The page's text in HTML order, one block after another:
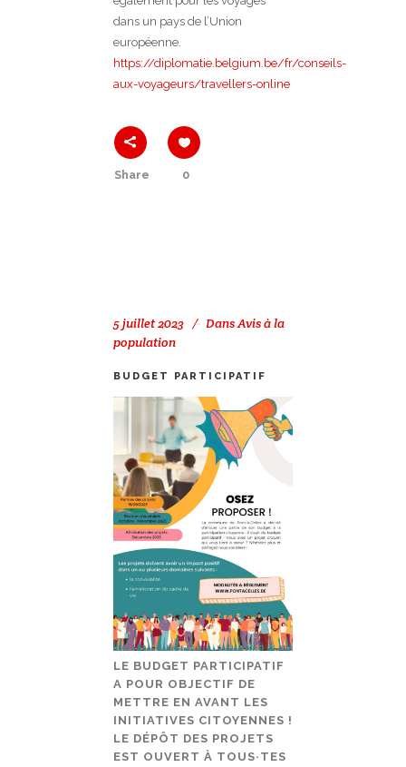
dans un pays de l’Union
européenne.
https://diplomatie.belgium.be/fr/conseils-
aux-voyageurs/travellers-online
Share 0
5 juillet 2023 DansAvis à la
population
BUDGET PARTICIPATIF
LE BUDGET PARTICIPATIF
A POUR OBJECTIF DE
METTRE EN AVANT LES
INITIATIVES CITOYENNES !
LE DÉPÔT DES PROJETS
EST OUVERT À TOUS·TES